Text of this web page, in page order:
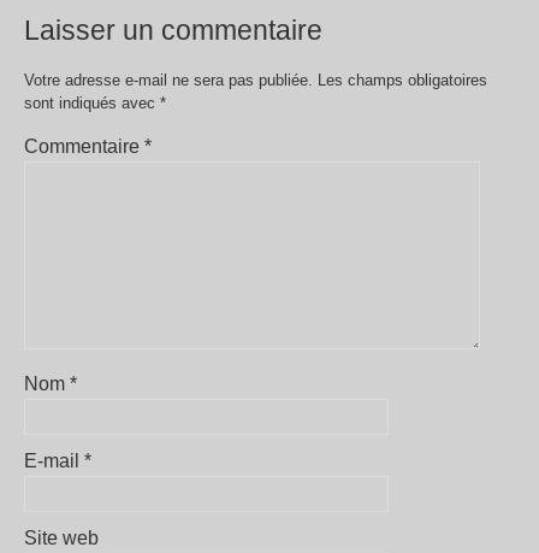
Laisser un commentaire
Votre adresse e-mail ne sera pas publiée. Les champs obligatoires
sont indiqués avec *
Commentaire *
Nom *
E-mail *
Site web